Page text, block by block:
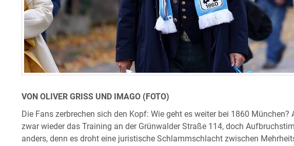
VON OLIVER GRISS UND IMAGO (FOTO)
Die Fans zerbrechen sich den Kopf: Wie geht es weiter bei 1860
zwar wieder das Training an der Grünwalder Straße 114, doch
anders, denn es droht eine juristische Schlammschlacht zwischen